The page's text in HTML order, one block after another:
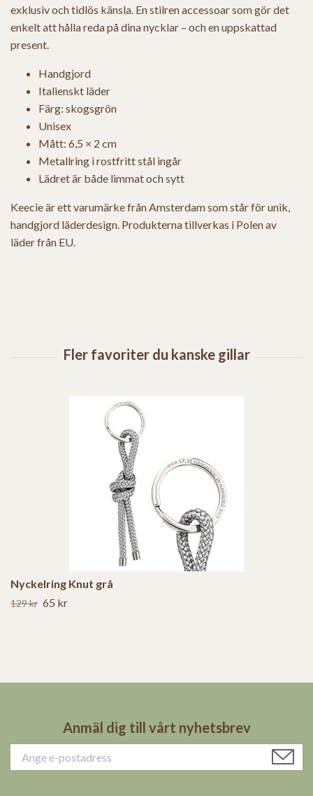
exklusiv och tidlös känsla. En stilren accessoar som gör det
enkelt att hålla reda på dina nycklar – och en uppskattad
present.
Handgjord
Italienskt läder
Färg: skogsgrön
Unisex
Mått: 6,5 × 2 cm
Metallring i rostfritt stål ingår
Lädret är både limmat och sytt
Keecie är ett varumärke från Amsterdam som står för unik,
handgjord läderdesign. Produkterna tillverkas i Polen av
läder från EU.
Nyckelring Knut grå
129 kr 65 kr
Anmäl dig till vårt nyhetsbrev